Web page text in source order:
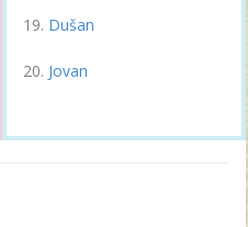
Dušan
Jovan